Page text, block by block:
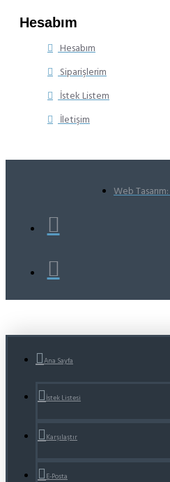
Hesabım
Hesabım
Siparişlerim
İstek Listem
İletişim
Web Tasarım:
Ana Sayfa
İstek Listesi
Karşılaştır
E-Posta